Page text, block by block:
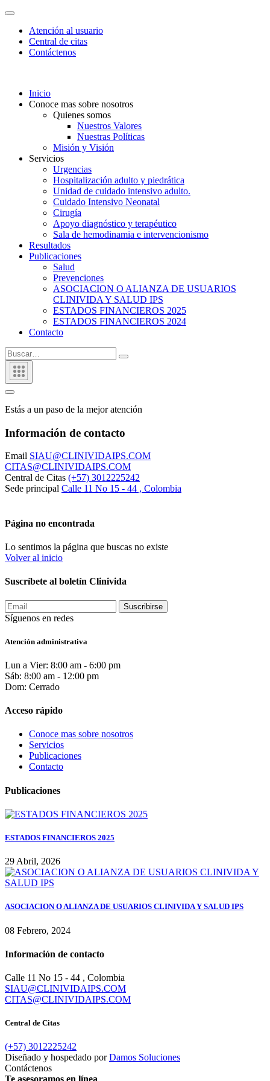
Atención al usuario
Central de citas
Contáctenos
Inicio
Conoce mas sobre nosotros
Quienes somos
Nuestros Valores
Nuestras Políticas
Misión y Visión
Servicios
Urgencias
Hospitalización adulto y piedrática
Unidad de cuidado intensivo adulto.
Cuidado Intensivo Neonatal
Cirugía
Apoyo diagnóstico y terapéutico
Sala de hemodinamia e intervencionismo
Resultados
Publicaciones
Salud
Prevenciones
ASOCIACION O ALIANZA DE USUARIOS
CLINIVIDA Y SALUD IPS
ESTADOS FINANCIEROS 2025
ESTADOS FINANCIEROS 2024
Contacto
Estás a un paso de la mejor atención
Información de contacto
Email SIAU@CLINIVIDAIPS.COM
CITAS@CLINIVIDAIPS.COM
Central de Citas (+57) 3012225242
Sede principal Calle 11 No 15 - 44 , Colombia
Página no encontrada
Lo sentimos la página que buscas no existe
Volver al inicio
Suscríbete al boletín Clinivida
Suscribirse
Síguenos en redes
Atención administrativa
Lun a Vier: 8:00 am - 6:00 pm
Sáb: 8:00 am - 12:00 pm
Dom: Cerrado
Acceso rápido
Conoce mas sobre nosotros
Servicios
Publicaciones
Contacto
Publicaciones
ESTADOS FINANCIEROS 2025
29 Abril, 2026
ASOCIACION O ALIANZA DE USUARIOS CLINIVIDA Y SALUD IPS
08 Febrero, 2024
Información de contacto
Calle 11 No 15 - 44 , Colombia
SIAU@CLINIVIDAIPS.COM
CITAS@CLINIVIDAIPS.COM
Central de Citas
(+57) 3012225242
Diseñado y hospedado porDamos Soluciones
Contáctenos